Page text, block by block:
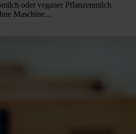
oder veganer Pflanzenmilch
Maschine...